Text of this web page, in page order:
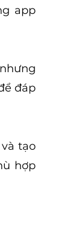
app
đáp
tạo
hợp